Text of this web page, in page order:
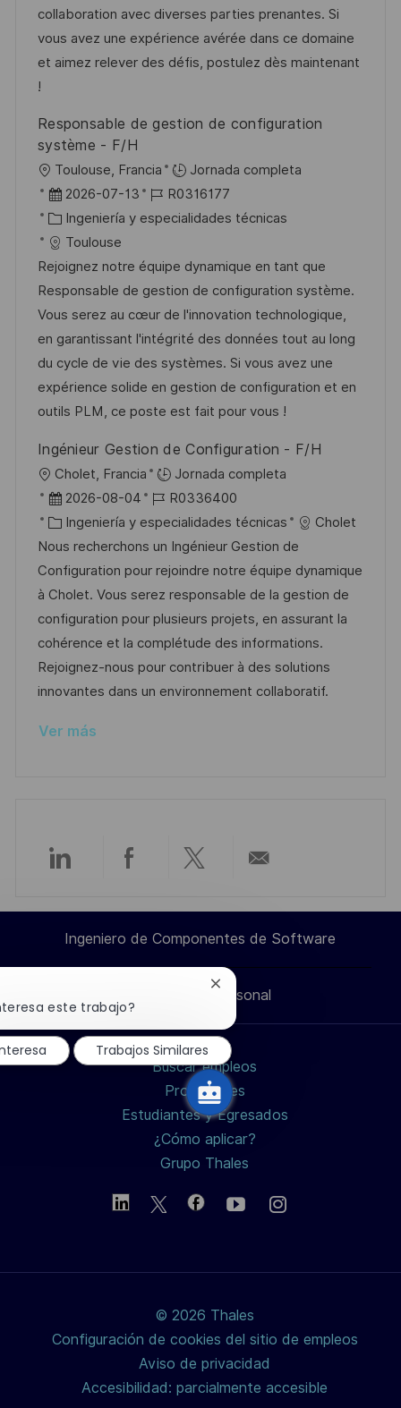
n p
u
b
c
a
i
n
e
o
r
í
a
collaboration avec diverses parties prenantes. Si
vous avez une expérience avérée dans ce domaine
et aimez relever des défis, postulez dès maintenant
!
Responsable de gestion de configuration
système - F/H
U
b
c
a
c
i
ó
n
Toulouse, Francia
Jornada completa
F
e
c
h
a
d
e
p
u
b
i
c
a
c
i
ó
n
2026-07-13
I
D
e
e
m
p
l
e
o
R0316177
C
a
t
e
g
o
r
í
a
Ingeniería y especialidades técnicas
Toulouse
Rejoignez notre équipe dynamique en tant que
Responsable de gestion de configuration système.
Vous serez au cœur de l'innovation technologique,
en garantissant l'intégrité des données tout au long
du cycle de vie des systèmes. Si vous avez une
expérience solide en gestion de configuration et en
outils PLM, ce poste est fait pour vous !
Ingénieur Gestion de Configuration - F/H
U
b
c
a
c
i
ó
n
Cholet, Francia
Jornada completa
F
e
c
h
a
d
e
p
u
l
n
2026-08-04
I
D
d
e
e
m
p
l
e
R0336400
C
a
t
e
g
o
r
í
Ingeniería y especialidades técnicas
Cholet
Nous recherchons un Ingénieur Gestion de
Configuration pour rejoindre notre équipe dynamique
à Cholet. Vous serez responsable de la gestion de
configuration pour plusieurs projets, en assurant la
cohérence et la complétude des informations.
Rejoignez-nous pour contribuer à des solutions
innovantes dans un environnement collaboratif.
Ver más
Compartir
a
través
de
LinkedIn
Compartir
a
través
de
Facebook
Compartir
a
través
twitter
/
X
por
correo
electrónico
Ingeniero de Componentes de Software
Información personal
Buscar empleos
Profesiones
Estudiantes y Egresados
¿Cómo aplicar?
Grupo Thales
© 2026 Thales
Configuración de cookies del sitio de empleos
Aviso de privacidad
Accesibilidad: parcialmente accesible
este trabajo?
Cerrar
de
chatbot
Trabajos Similares